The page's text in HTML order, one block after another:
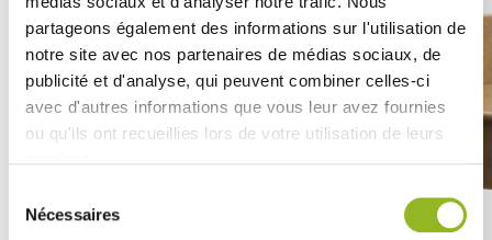
partageons également des informations sur l'utilisation de
notre site avec nos partenaires de médias sociaux, de
publicité et d'analyse, qui peuvent combiner celles-ci
avec d'autres informations que vous leur avez fournies
ou qu'ils ont recueillies lors de votre utilisation de leurs
Nécessaires